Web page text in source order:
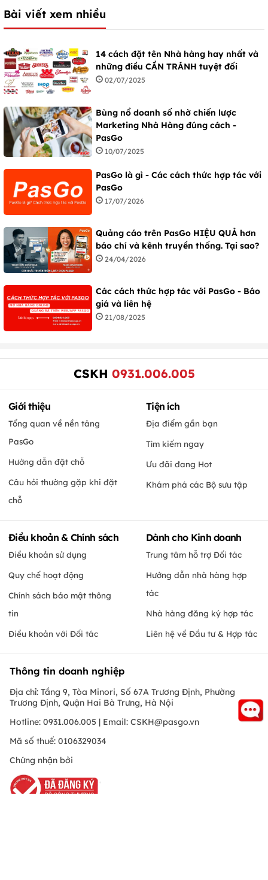
Bài viết xem nhiều
14 cách đặt tên Nhà hàng hay nhất và
những điều CẦN TRÁNH tuyệt đối
02/07/2025
Bùng nổ doanh số nhờ chiến lược
Marketing Nhà Hàng đúng cách -
PasGo
10/07/2025
PasGo là gì - Các cách thức hợp tác với
PasGo
17/07/2026
Quảng cáo trên PasGo HIỆU QUẢ hơn
báo chí và kênh truyền thống. Tại sao?
24/04/2026
Các cách thức hợp tác với PasGo - Báo
giá và liên hệ
21/08/2025
CSKH 0931.006.005
Giới thiệu
Tổng quan về nền tảng
PasGo
Hướng dẫn đặt chỗ
Câu hỏi thường gặp khi đặt
chỗ
Tiện ích
Địa điểm gần bạn
Tìm kiếm ngay
Ưu đãi đang Hot
Khám phá các Bộ sưu tập
Điều khoản & Chính sách
Điều khoản sử dụng
Quy chế hoạt động
Chính sách bảo mật thông
tin
Điều khoản với Đối tác
Dành cho Kinh doanh
Trung tâm hỗ trợ Đối tác
Hướng dẫn nhà hàng hợp
tác
Nhà hàng đăng ký hợp tác
Liên hệ về Đầu tư & Hợp tác
Thông tin doanh nghiệp
Địa chỉ: Tầng 9, Tòa Minori, Số 67A Trương Định, Phường
Trương Định, Quận Hai Bà Trưng, Hà Nội
Hotline: 0931.006.005 | Email: CSKH@pasgo.vn
Mã số thuế: 0106329034
Chứng nhận bởi